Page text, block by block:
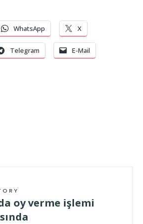
WhatsApp X
Telegram E-Mail
oy verme işlemi